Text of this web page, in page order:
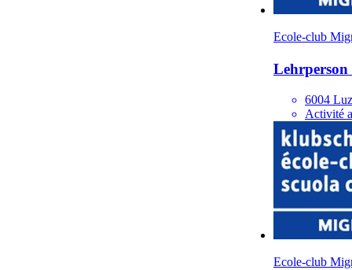
Ecole-club
6004
Activité
Ecole-club